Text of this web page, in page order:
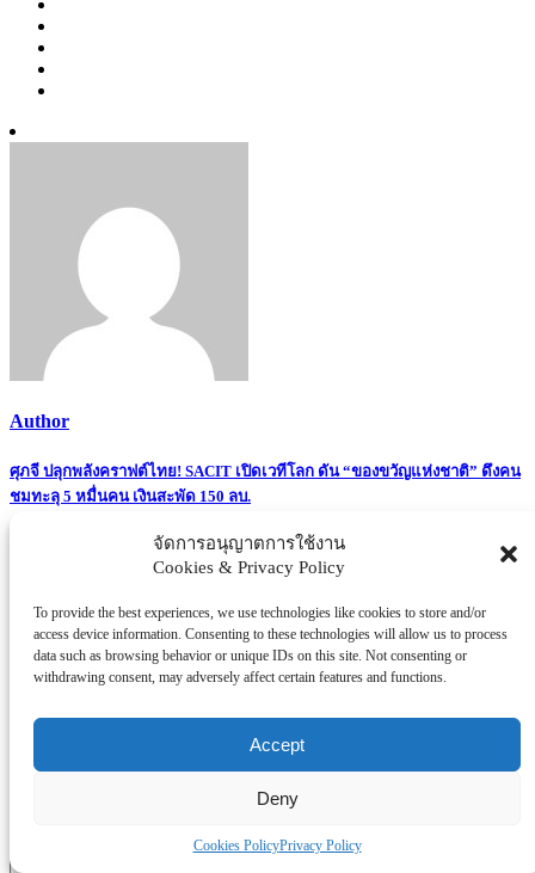
จัดการอนุญาตการใช้งาน
Cookies & Privacy Policy
To provide the best experiences, we use technologies like cookies to store and/or
access device information. Consenting to these technologies will allow us to process
data such as browsing behavior or unique IDs on this site. Not consenting or
withdrawing consent, may adversely affect certain features and functions.
Accept
Deny
Cookies PolicyPrivacy Policy
Author
Post
navigation
ศุภจี ปลุกพลังคราฟต์ไทย! SACIT เปิดเวทีโลก ดัน “ของขวัญแห่งชาติ” ดึงคน
ชมทะลุ 5 หมื่นคน เงินสะพัด 150 ลบ.
Related Posts
Leave a Reply
Your email address will not be published.